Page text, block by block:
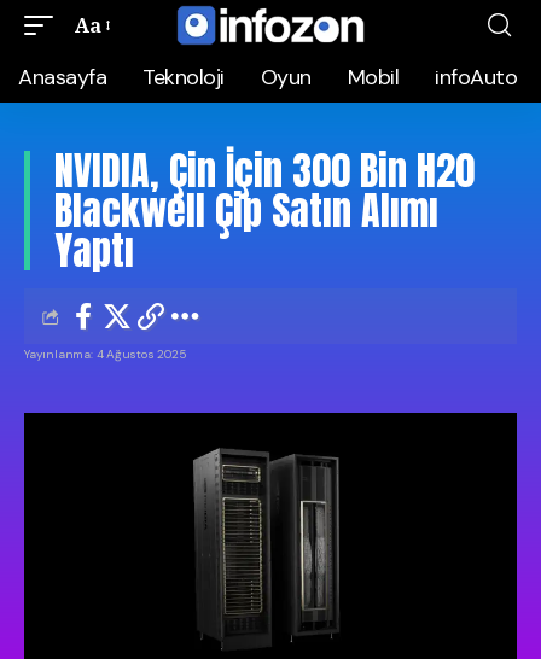
Aa
Anasayfa Teknoloji Oyun Mobil infoAuto
NVIDIA, Çin İçin 300 Bin H20
Blackwell Çip Satın Alımı
Yaptı
Yayınlanma: 4 Ağustos 2025